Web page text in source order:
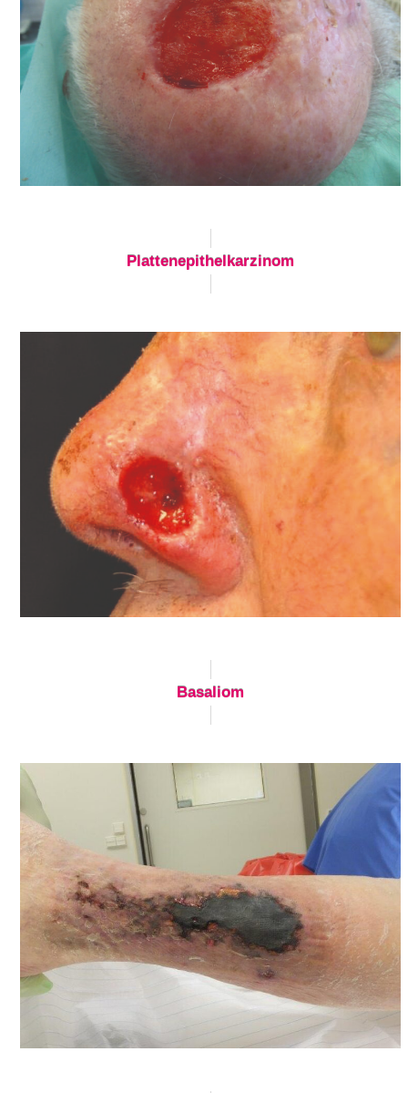
Plattenepithelkarzinom
Basaliom